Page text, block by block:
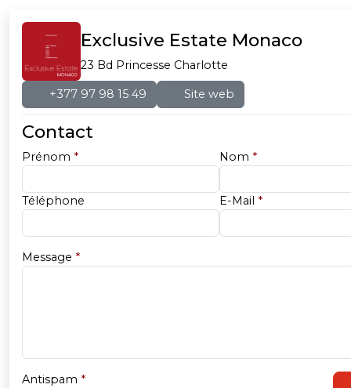
Exclusive Estate Monaco
23 Bd Princesse Charlotte
+377 97 98 15 49 Site web
Contact
Prénom * Nom *
Téléphone E-Mail *
Message *
Antispam *